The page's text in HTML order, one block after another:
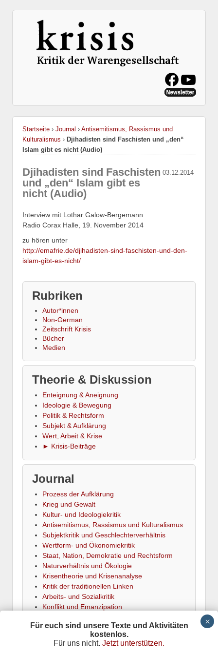
Startseite › Journal › Antisemitismus, Rassismus und
Kulturalismus › Djihadisten sind Faschisten und „den“
Islam gibt es nicht (Audio)
03.12.2014
Djihadisten sind Faschisten
und „den“ Islam gibt es
nicht (Audio)
Interview mit Lothar Galow-Bergemann
Radio Corax Halle, 19. November 2014
zu hören unter
http://emafrie.de/djihadisten-sind-faschisten-und-den-
islam-gibt-es-nicht/
Rubriken
Autor*innen
Non-German
Zeitschrift Krisis
Bücher
Medien
Theorie & Diskussion
Enteignung & Aneignung
Ideologie & Bewegung
Politik & Rechtsform
Subjekt & Aufklärung
Wert, Arbeit & Krise
► Krisis-Beiträge
Journal
Prozess der Aufklärung
Krieg und Gewalt
Kultur- und Ideologiekritik
Antisemitismus, Rassismus und Kulturalismus
Subjektkritik und Geschlechterverhältnis
Wertform- und Ökonomiekritik
Staat, Nation, Demokratie und Rechtsform
Naturverhältnis und Ökologie
Krisentheorie und Krisenanalyse
Kritik der traditionellen Linken
Arbeits- und Sozialkritik
Konflikt und Emanzipation
Für euch sind unsere Texte und Aktivitäten
kostenlos.
Für uns nicht. Jetzt unterstützen.